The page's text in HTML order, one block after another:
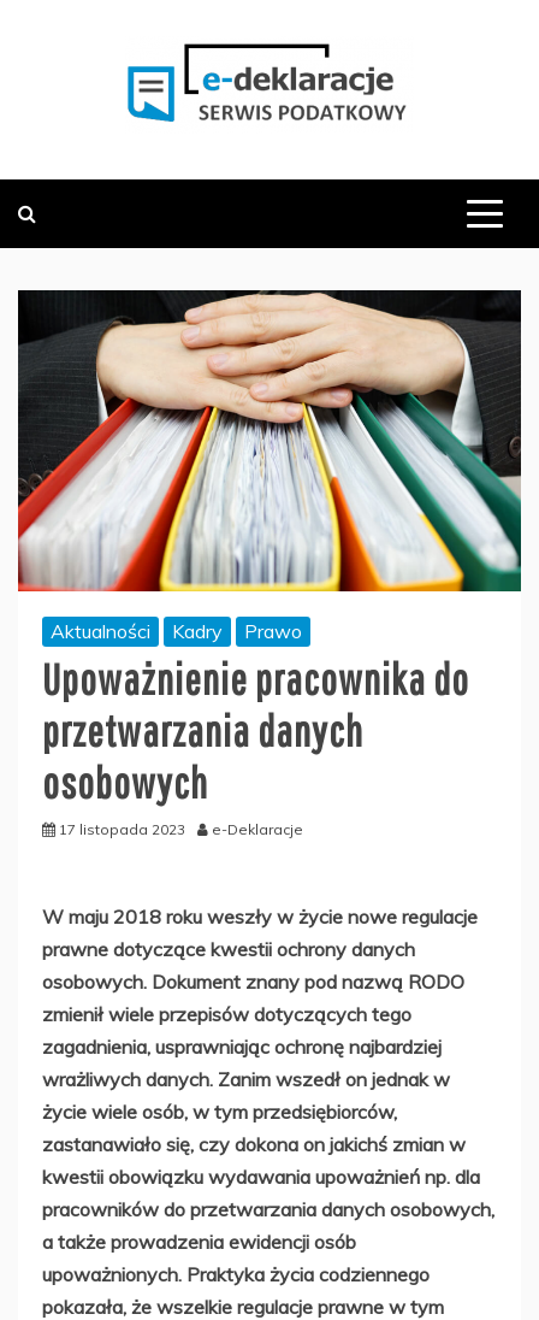
Aktualności Kadry Prawo
Upoważnienie pracownika do
przetwarzania danych
osobowych
17 listopada 2023 e-Deklaracje
W maju 2018 roku weszły w życie nowe regulacje
prawne dotyczące kwestii ochrony danych
osobowych. Dokument znany pod nazwą RODO
zmienił wiele przepisów dotyczących tego
zagadnienia, usprawniając ochronę najbardziej
wrażliwych danych. Zanim wszedł on jednak w
życie wiele osób, w tym przedsiębiorców,
zastanawiało się, czy dokona on jakichś zmian w
kwestii obowiązku wydawania upoważnień np. dla
pracowników do przetwarzania danych osobowych,
a także prowadzenia ewidencji osób
upoważnionych. Praktyka życia codziennego
pokazała, że wszelkie regulacje prawne w tym